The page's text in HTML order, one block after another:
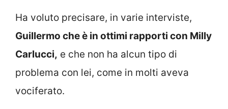
Ha voluto precisare, in varie interviste,
Guillermo che è in ottimi rapporti con Milly
Carlucci, e che non ha alcun tipo di
problema con lei, come in molti aveva
vociferato.